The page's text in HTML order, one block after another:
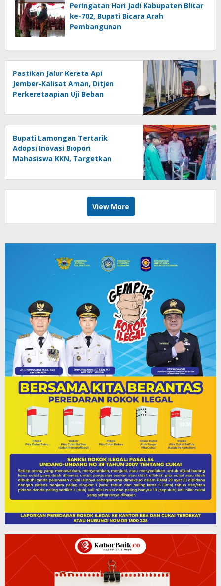
Peringatan Hari Jadi Kabupaten Blitar
ke-702, Bupati Bicara Arah
Pembangunan
Pastikan Jalur Kereta Api
Jember-Kalisat Aman, Ditjen
Perkeretaapian Uji Beban
Bupati Lamongan Tertarik
Adopsi Inovasi Biopori
Mahasiswa KKN, Targetkan
View More